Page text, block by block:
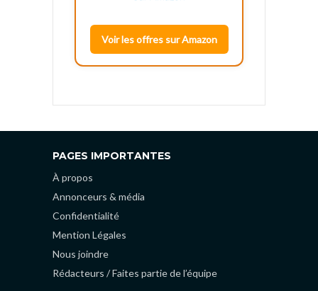
Voir les offres sur Amazon
PAGES IMPORTANTES
À propos
Annonceurs & média
Confidentialité
Mention Légales
Nous joindre
Rédacteurs / Faites partie de l’équipe